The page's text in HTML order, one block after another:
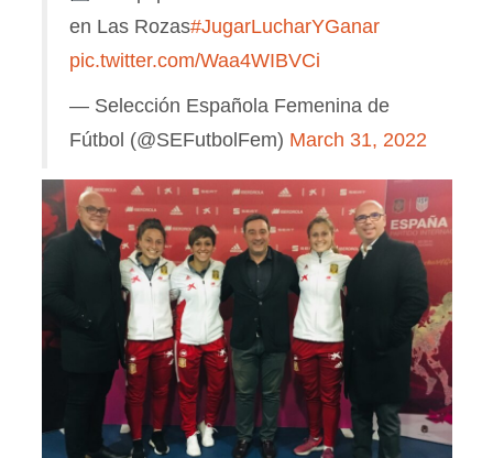
en Las Rozas#JugarLucharYGanar
pic.twitter.com/Waa4WIBVCi
— Selección Española Femenina de
Fútbol (@SEFutbolFem) March 31, 2022